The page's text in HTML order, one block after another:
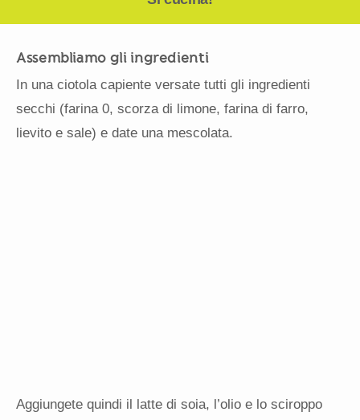
Assembliamo gli ingredienti
In una ciotola capiente versate tutti gli ingredienti
secchi (farina 0, scorza di limone, farina di farro,
lievito e sale) e date una mescolata.
Aggiungete quindi il latte di soia, l’olio e lo sciroppo